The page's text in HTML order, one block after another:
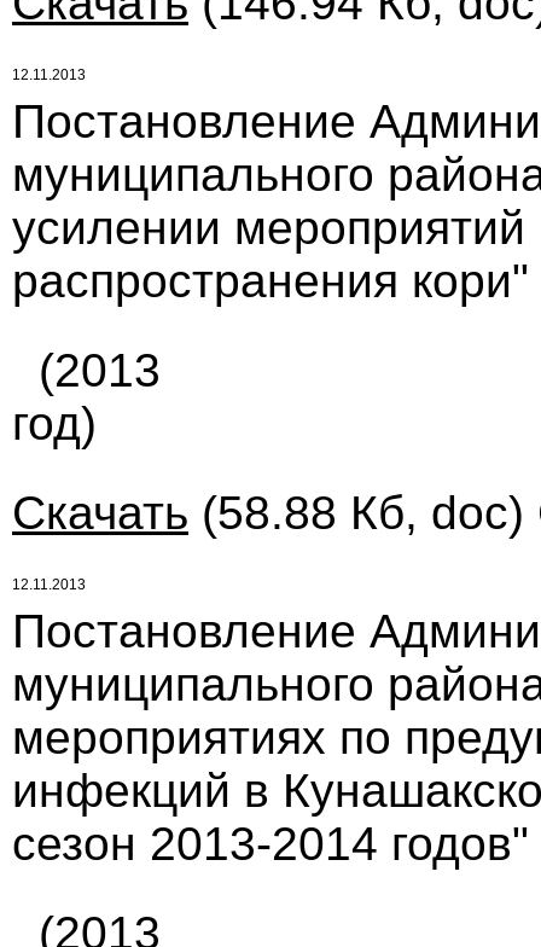
12.11.2013
Постановление
муниципального
усилении
распространения кори"
(2013
год)
Скачать (58.88 Кб, doc)
12.11.2013
Постановление
муниципального
мероприятиях по
инфекций в
сезон 2013-2014 годов"
(2013